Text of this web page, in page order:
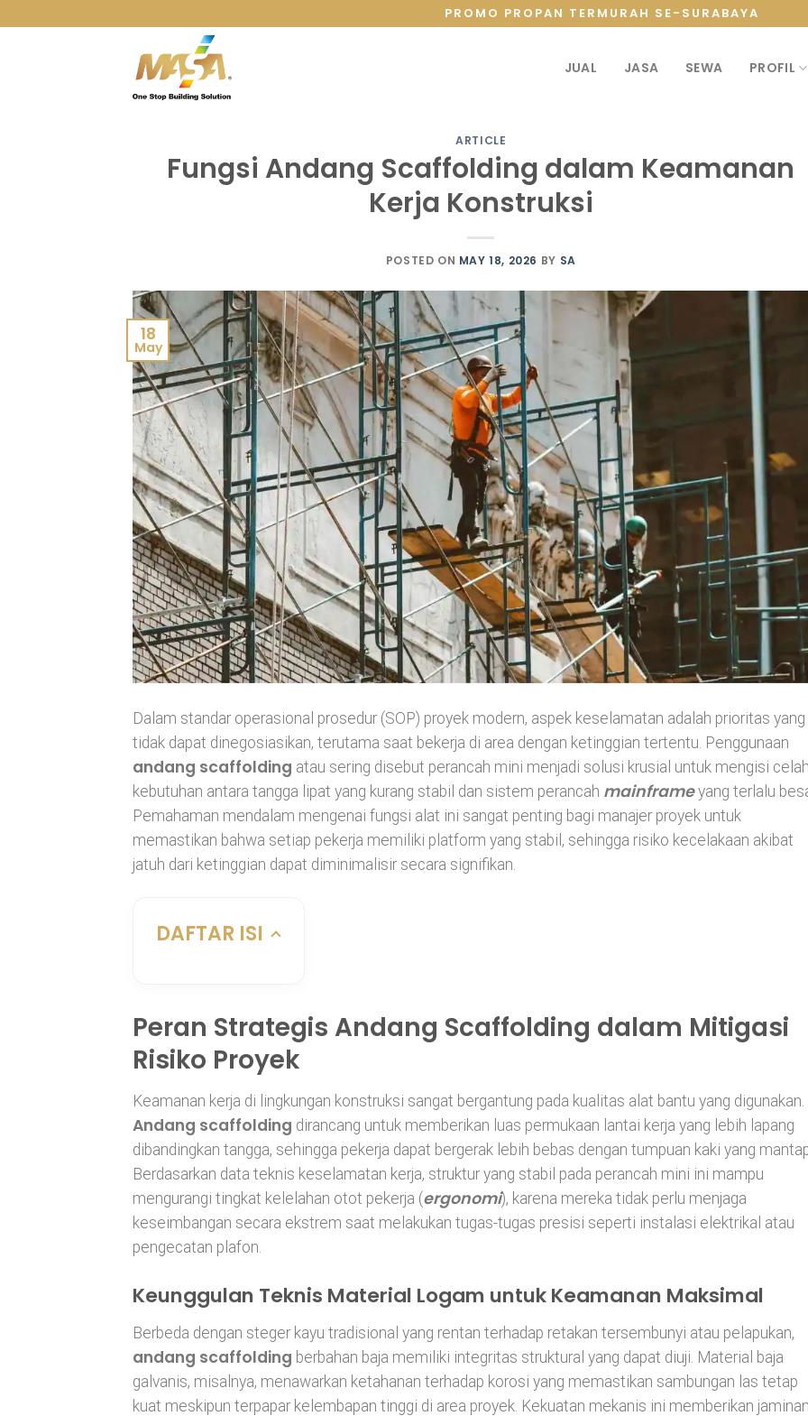
PROMO PROPAN TERMURAH SE-SURABAYA
JUAL JASA SEWA PROFIL
ARTICLE
Fungsi Andang Scaffolding dalam Keamanan
Kerja Konstruksi
POSTED ON MAY 18, 2026 BY SA
18
May
Dalam standar operasional prosedur (SOP) proyek modern, aspek keselamatan adalah prioritas yang
tidak dapat dinegosiasikan, terutama saat bekerja di area dengan ketinggian tertentu. Penggunaan
andang scaffolding atau sering disebut perancah mini menjadi solusi krusial untuk mengisi
kebutuhan antara tangga lipat yang kurang stabil dan sistem perancah mainframeyang terlalu
Pemahaman mendalam mengenai fungsi alat ini sangat penting bagi manajer proyek untuk
memastikan bahwa setiap pekerja memiliki platform yang stabil, sehingga risiko kecelakaan akibat
jatuh dari ketinggian dapat diminimalisir secara signifikan.
DAFTAR ISI
Peran Strategis Andang Scaffolding dalam Mitigasi
Risiko Proyek
Keamanan kerja di lingkungan konstruksi sangat bergantung pada kualitas alat bantu yang digunakan.
Andang scaffolding dirancang untuk memberikan luas permukaan lantai kerja yang lebih lapang
dibandingkan tangga, sehingga pekerja dapat bergerak lebih bebas dengan tumpuan kaki yang
Berdasarkan data teknis keselamatan kerja, struktur yang stabil pada perancah mini ini mampu
mengurangi tingkat kelelahan otot pekerja (ergonomi), karena mereka tidak perlu menjaga
keseimbangan secara ekstrem saat melakukan tugas-tugas presisi seperti instalasi elektrikal atau
pengecatan plafon.
Keunggulan Teknis Material Logam untuk Keamanan Maksimal
Berbeda dengan steger kayu tradisional yang rentan terhadap retakan tersembunyi atau pelapukan,
andang scaffolding berbahan baja memiliki integritas struktural yang dapat diuji. Material baja
galvanis, misalnya, menawarkan ketahanan terhadap korosi yang memastikan sambungan las tetap
kuat meskipun terpapar kelembapan tinggi di area proyek. Kekuatan mekanis ini memberikan